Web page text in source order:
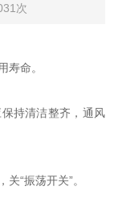
次
命。
持清洁整齐，通风
“振荡开关”。